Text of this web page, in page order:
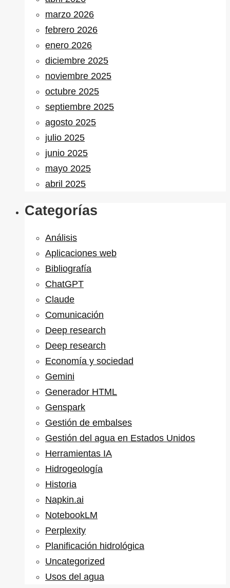
marzo 2026
febrero 2026
enero 2026
diciembre 2025
noviembre 2025
octubre 2025
septiembre 2025
agosto 2025
julio 2025
junio 2025
mayo 2025
abril 2025
Categorías
Análisis
Aplicaciones web
Bibliografía
ChatGPT
Claude
Comunicación
Deep research
Deep research
Economía y sociedad
Gemini
Generador HTML
Genspark
Gestión de embalses
Gestión del agua en Estados Unidos
Herramientas IA
Hidrogeología
Historia
Napkin.ai
NotebookLM
Perplexity
Planificación hidrológica
Uncategorized
Usos del agua